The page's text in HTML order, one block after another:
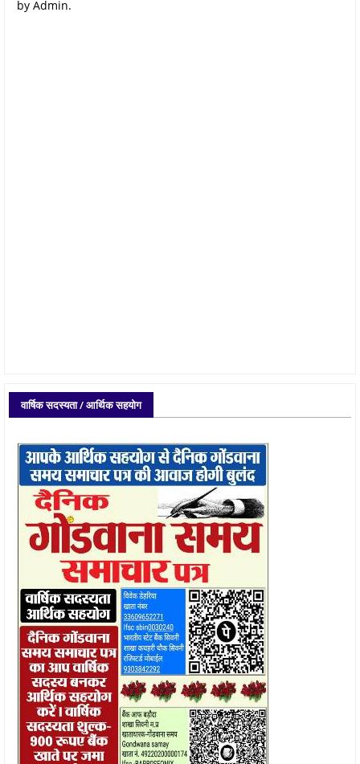
by Admin.
वार्षिक सदस्यता / आर्थिक सहयोग